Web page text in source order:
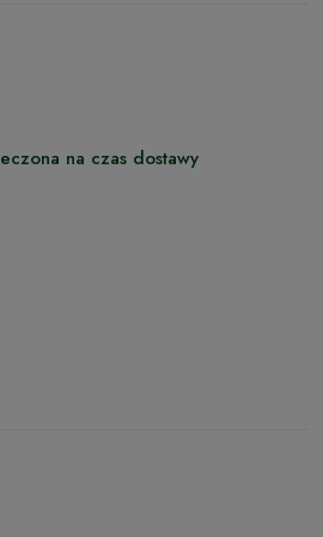
na czas dostawy